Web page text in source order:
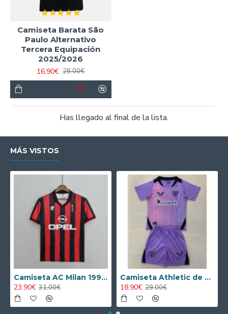
Camiseta Barata São
Paulo Alternativo
Tercera Equipación
2025/2026
16.90€ 28.00€
Has llegado al final de la lista.
MÁS VISTOS
Camiseta AC Milan 1995/1996 Local Retro
23.90€ 31.00€
Camiseta Athletic de Bilbao 2024/2025 Alternativo Niño Kit
18.90€ 29.00€